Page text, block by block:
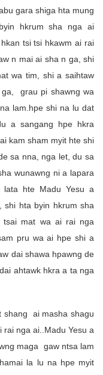
gara shiga hta mung
hkrum sha nga ai
tsi tsi hkawm ai rai
n mai ai sha n ga, shi
wa tim, shi a saihtaw
grau pi shawng wa
lam.hpe shi na lu dat
a sangang hpe hkra
kam sham myit hte shi
sa nna, nga let, du sa
wunawng ni a lapara
hte Madu Yesu a
shi hta byin hkrum sha
tsai mat wa ai rai nga
pru wa ai hpe shi a
dai shawa hpawng de
ahtawk hkra a ta nga
shang ai masha shagu
nga ai..Madu Yesu a
maga gaw ntsa lam
la lu na hpe myit